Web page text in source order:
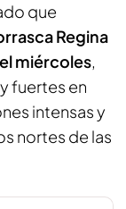
que
Regina
miércoles,
fuertes en
intensas y
nortes de las